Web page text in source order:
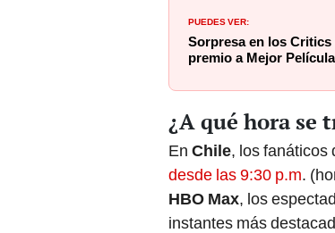
PUEDES VER:
Sorpresa en los Critics
premio a Mejor
¿A qué hora se
En Chile, los fanáticos
desde las 9:30 p.m.
HBO Max, los
instantes más